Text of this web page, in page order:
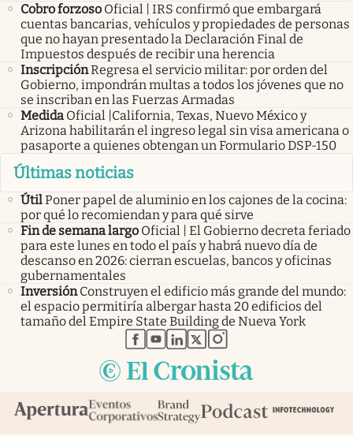
Cobro forzoso Oficial | IRS confirmó que embargará
cuentas bancarias, vehículos y propiedades de personas
que no hayan presentado la Declaración Final de
Impuestos después de recibir una herencia
InscripciónRegresa el servicio militar: por orden del
Gobierno, impondrán multas a todos los jóvenes que no
se inscriban en las Fuerzas Armadas
Medida Oficial |California, Texas, Nuevo México y
Arizona habilitarán el ingreso legal sin visa americana o
pasaporte a quienes obtengan un Formulario DSP-150
Últimas noticias
ÚtilPoner papel de aluminio en los cajones de la cocina:
por qué lo recomiendan y para qué sirve
Fin de semana largo Oficial | El Gobierno decreta feriado
para este lunes en todo el país y habrá nuevo día de
descanso en 2026: cierran escuelas, bancos y oficinas
gubernamentales
Inversión Construyen el edificio más grande del mundo:
el espacio permitiría albergar hasta 20 edificios del
tamaño del Empire State Building de Nueva York
abre en nueva pestaña
abre en nueva pestaña
abre en nueva pestaña
abre en nueva pestaña
abre en nueva pestaña